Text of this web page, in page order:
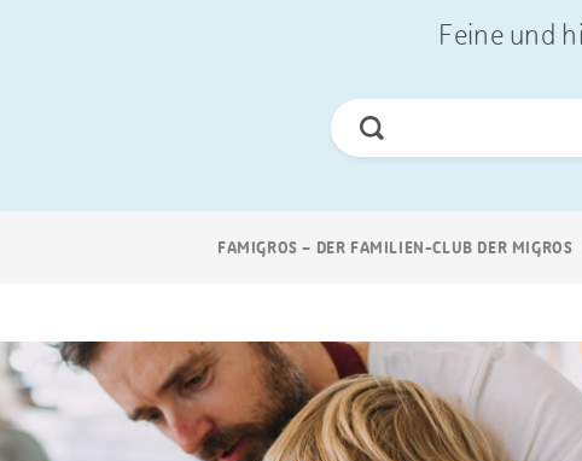
Feine und
Jetzt
FAMIGROS – DER FAMILIEN-CLUB DER MIGROS